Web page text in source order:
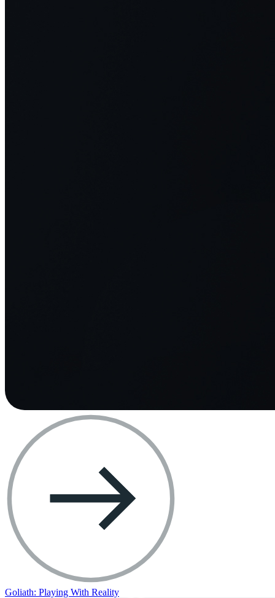
Goliath: Playing With Reality